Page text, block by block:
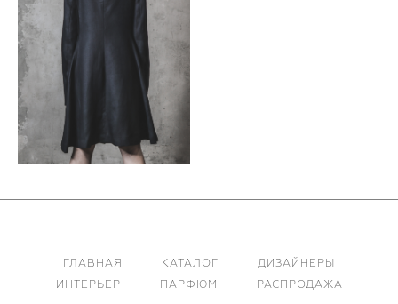
ГЛАВНАЯ КАТАЛОГ
ДИЗАЙНЕРЫ
ИНТЕРЬЕР
ПАРФЮМ РАСПРОДАЖА